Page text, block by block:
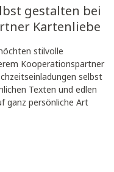
gestalten bei
Kartenliebe
stilvolle
Kooperationspartner
selbst
Texten und edlen
ganz persönliche Art